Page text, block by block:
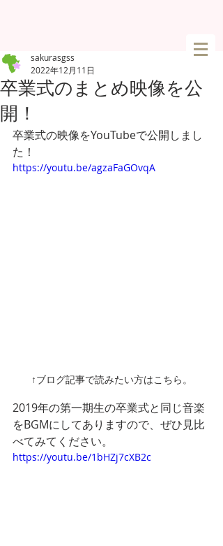
卒業式のまとめ映像を公
開！
sakurasgss
2022年12月11日
卒業式の映像をYouTubeで公開しまし
た！
https://youtu.be/agzaFaGOvqA
↑ブログ記事で読みたい方はこちら。
2019年の第一期生の卒業式と同じ音楽
をBGMにしてありますので、ぜひ見比
べてみてください。
https://youtu.be/1bHZj7cXB2c